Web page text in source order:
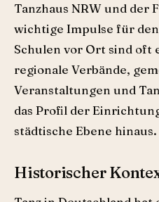
Tanzhaus NRW und der
wichtige Impulse für
Schulen vor Ort sind oft
regionale Verbände,
Veranstaltungen und
das Profil der
städtische Ebene hinaus.
Historischer